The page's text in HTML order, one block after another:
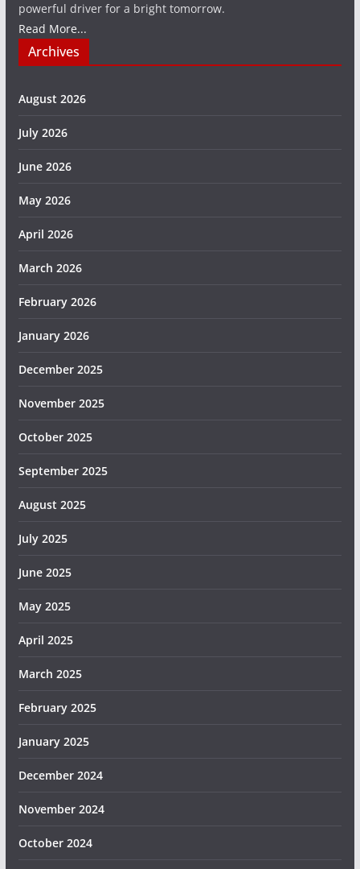
powerful driver for a bright tomorrow.
Read More...
Archives
August 2026
July 2026
June 2026
May 2026
April 2026
March 2026
February 2026
January 2026
December 2025
November 2025
October 2025
September 2025
August 2025
July 2025
June 2025
May 2025
April 2025
March 2025
February 2025
January 2025
December 2024
November 2024
October 2024